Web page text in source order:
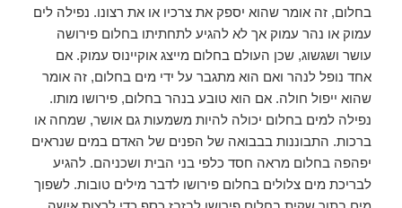
בחלום, זה אומר שהוא יספק את צרכיו או את רצונו. נפילה לים
עמוק או נהר עמוק אך לא להגיע לתחתיתו בחלום פירושה
עושר ושגשוג, שכן העולם בחלום מייצג אוקיינוס ​​עמוק. אם
אחד נופל לנהר ואם הוא מתגבר על ידי מים בחלום, זה אומר
שהוא ייפול חולה. אם הוא טובע בנהר בחלום, פירושו מותו.
נפילה למים בחלום יכולה להיות משמעות גם אושר, שמחה או
ברכות. התבוננות בבבואה של הפנים של האדם במים שנראים
יפהפה בחלום מראה חסד כלפי בני הבית ושכניהם. להגיע
לבריכת מים צלולים בחלום פירושו לדבר מילים טובות. לשפוך